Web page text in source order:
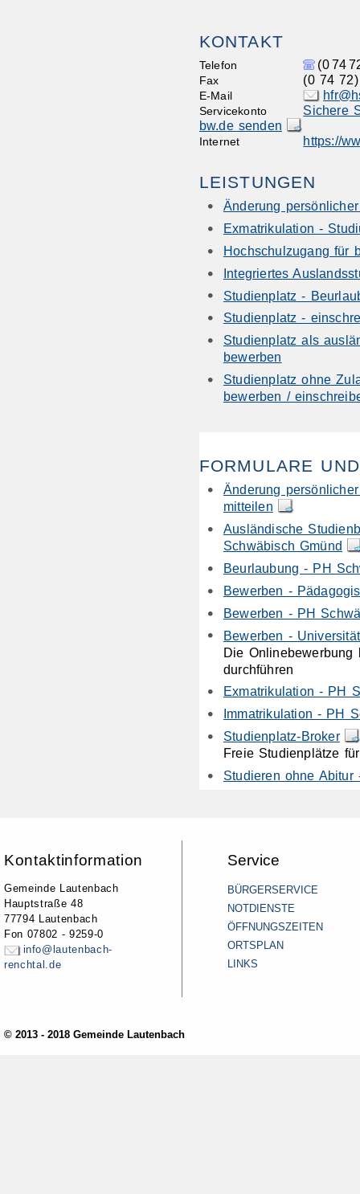
KONTAKT
Telefon (074
Fax (0 74
E-Mail
Servicekonto
Sichere
bw.de senden
Internet https://
LEISTUNGEN
Änderung
Exmatrikulation -
Hochschulzugang für
Integriertes
Studienplatz -
Studienplatz -
Studienplatz als
bewerben
Studienplatz ohne
bewerben /
FORMULARE
Änderung
mitteilen
Ausländische
Schwäbisch Gmünd
Beurlaubung - PH
Bewerben -
Bewerben - PH
Bewerben -
Die Onlinebewerbung
durchführen
Exmatrikulation - PH
Immatrikulation - PH
Studienplatz-Broker
Freie Studienplätze
Studieren ohne
Kontaktinformation
Gemeinde Lautenbach
Hauptstraße 48
77794 Lautenbach
Fon 07802 - 9259-0
info@lautenbach-
renchtal.de
Service
BÜRGERSERVICE
NOTDIENSTE
ÖFFNUNGSZEITEN
ORTSPLAN
LINKS
© 2013 - 2018 Gemeinde Lautenbach